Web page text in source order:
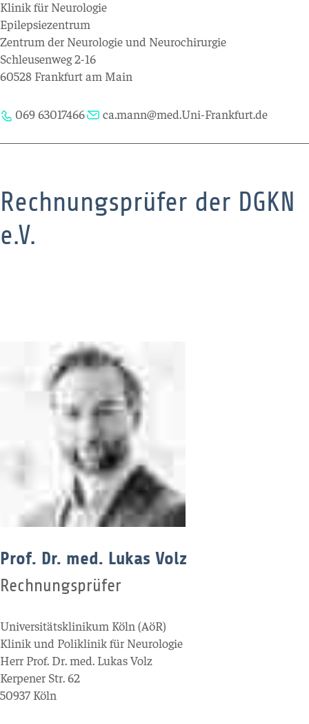
Klinik für Neurologie
Epilepsiezentrum
Zentrum der Neurologie und Neurochirurgie
Schleusenweg 2-16
60528 Frankfurt am Main
069 63017466 ca.mann@med.Uni-Frankfurt.de
Rechnungsprüfer der DGKN
e.V.
Prof. Dr. med. Lukas Volz
Rechnungsprüfer
Universitätsklinikum Köln (AöR)
Klinik und Poliklinik für Neurologie
Herr Prof. Dr. med. Lukas Volz
Kerpener Str. 62
50937 Köln